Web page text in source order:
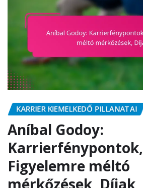
KARRIER KIEMELKEDŐ PILLANATAI
Aníbal Godoy:
Karrierfénypontok,
Figyelemre méltó
mérkőzések, Díjak